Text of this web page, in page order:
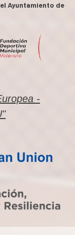
Ayuntamiento de
-